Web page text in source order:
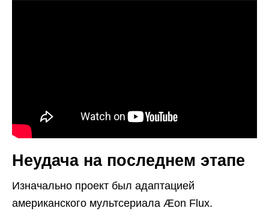
Неудача на последнем этапе
Изначально проект был адаптацией
американского мультсериала Æon Flux.